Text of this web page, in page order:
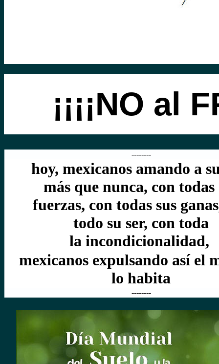
¡¡¡¡NO al
--------
hoy, mexicanos amando a
más que nunca, con todas
fuerzas, con todas sus
todo su ser, con toda
la incondicionalidad,
mexicanos expulsando así el
lo habita
--------